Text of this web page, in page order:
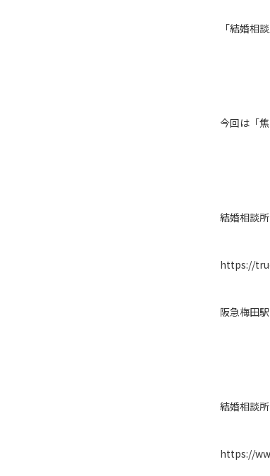
「結婚相
今回は「
結婚相談
https://
阪急梅田
結婚相談
https://